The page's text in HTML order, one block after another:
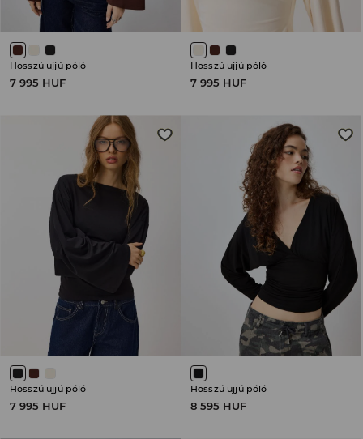
Hosszú ujjú póló
7 995 HUF
Hosszú ujjú póló
7 995 HUF
Hosszú ujjú póló
7 995 HUF
Hosszú ujjú póló
8 595 HUF